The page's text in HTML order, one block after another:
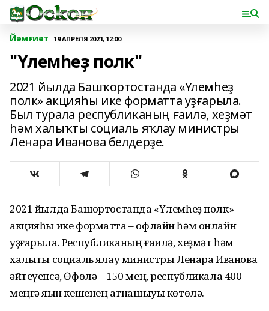
Йәмғиәт 19 АПРЕЛЯ 2021, 12:00
"Үлемһеҙ полк"
2021 йылда Башҡортостанда «Үлемһеҙ
полк» акцияһы ике форматта уҙғарыла.
Был турала республиканың ғаилә, хеҙмәт
һәм халыҡты социаль яҡлау министры
Ленара Иванова белдерҙе.
2021 йылда Башҡортостанда «Үлемһеҙ полк»
акцияһы ике форматта – офлайн һәм онлайн
уҙғарыла. Республиканың ғаилә, хеҙмәт һәм
халыҡты социаль яҡлау министры Ленара Иванова
әйтеүенсә, Өфөлә – 150 мең, республикала 400
меңгә яҡын кешенең ҡатнашыуы көтөлә.